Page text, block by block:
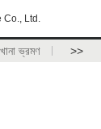
Co., Ltd.
ভ্রমণ >>